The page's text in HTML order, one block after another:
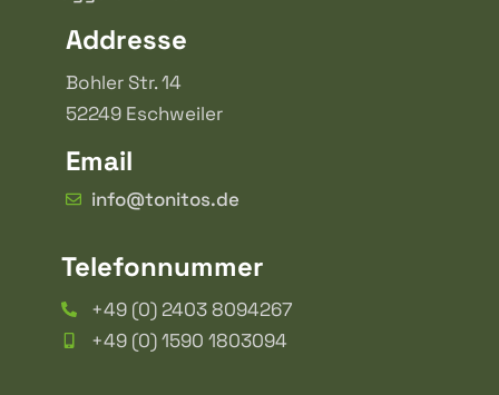
Addresse
Bohler Str. 14
52249 Eschweiler
Email
info@tonitos.de
Telefonnummer
+49 (0) 2403 8094267
+49 (0) 1590 1803094